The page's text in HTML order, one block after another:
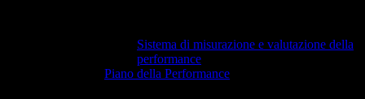
Sistema di misurazione e valutazione della
performance
Piano della Performance